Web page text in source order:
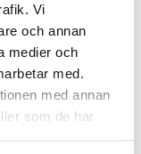
Vi
och annan
medier och
med.
med annan
som de har
TRE